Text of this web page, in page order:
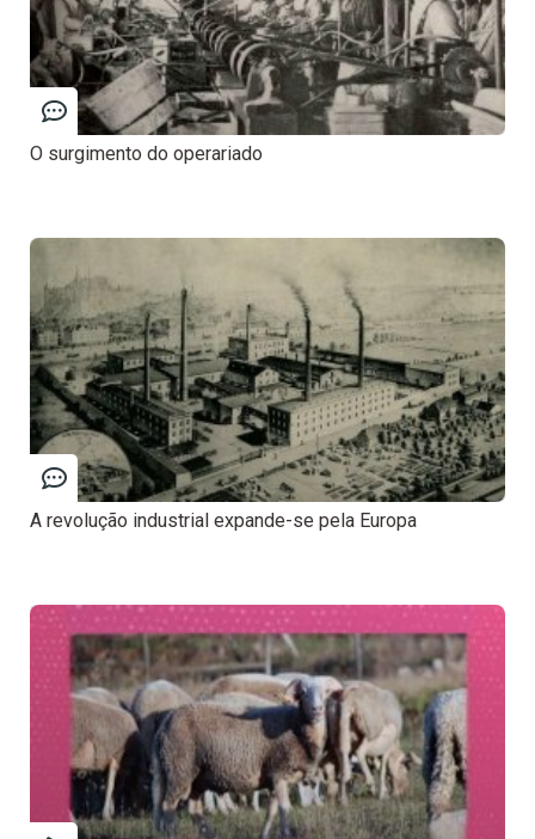
O surgimento do operariado
A revolução industrial expande-se pela Europa